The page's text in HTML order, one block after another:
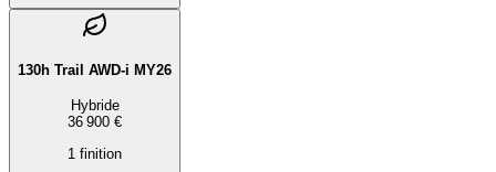
130h Trail AWD-i MY26
Hybride
36 900 €
1 finition